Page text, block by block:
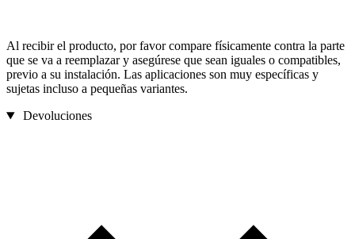
Al recibir el producto, por favor compare físicamente contra la parte
que se va a reemplazar y asegúrese que sean iguales o compatibles,
previo a su instalación. Las aplicaciones son muy específicas y
sujetas incluso a pequeñas variantes.
Devoluciones